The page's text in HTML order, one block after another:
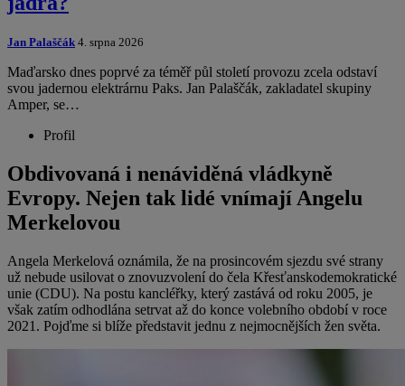
Jan Palaščák 4. srpna 2026
Maďarsko dnes poprvé za téměř půl století provozu zcela odstaví
svou jadernou elektrárnu Paks. Jan Palaščák, zakladatel skupiny
Amper, se…
Profil
Obdivovaná i nenáviděná vládkyně
Evropy. Nejen tak lidé vnímají Angelu
Merkelovou
Angela Merkelová oznámila, že na prosincovém sjezdu své strany
už nebude usilovat o znovuzvolení do čela Křesťanskodemokratické
unie (CDU). Na postu kancléřky, který zastává od roku 2005, je
však zatím odhodlána setrvat až do konce volebního období v roce
2021. Pojďme si blíže představit jednu z nejmocnějších žen světa.